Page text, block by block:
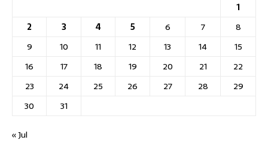
1
2
3 4 5 6 7
8
9
10 11 12 13 14
15
16
17 18 19 20 21
22
23
24 25 26 27 28
29
30
31
« Jul